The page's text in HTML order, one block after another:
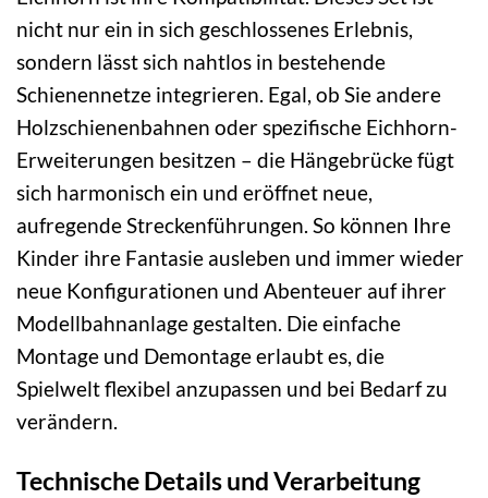
nicht nur ein in sich geschlossenes Erlebnis,
sondern lässt sich nahtlos in bestehende
Schienennetze integrieren. Egal, ob Sie andere
Holzschienenbahnen oder spezifische Eichhorn-
Erweiterungen besitzen – die Hängebrücke fügt
sich harmonisch ein und eröffnet neue,
aufregende Streckenführungen. So können Ihre
Kinder ihre Fantasie ausleben und immer wieder
neue Konfigurationen und Abenteuer auf ihrer
Modellbahnanlage gestalten. Die einfache
Montage und Demontage erlaubt es, die
Spielwelt flexibel anzupassen und bei Bedarf zu
verändern.
Technische Details und Verarbeitung